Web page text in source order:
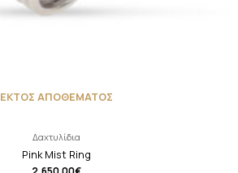
ΕΚΤΟΣ ΑΠΟΘΕΜΑΤΟΣ
Δαχτυλίδια
Pink Mist Ring